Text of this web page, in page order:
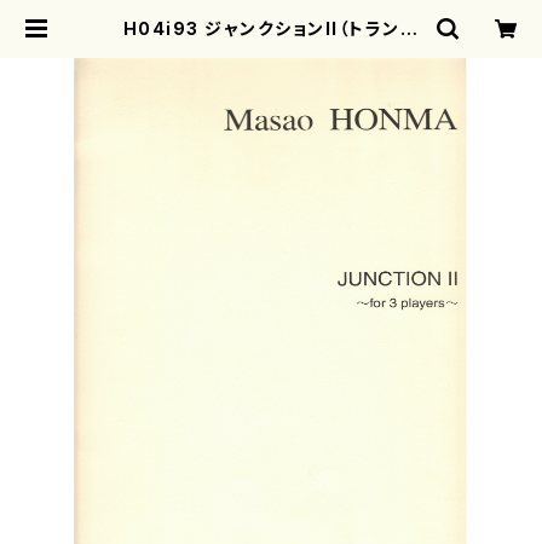
H04i93 ジャンクションII（トランペ